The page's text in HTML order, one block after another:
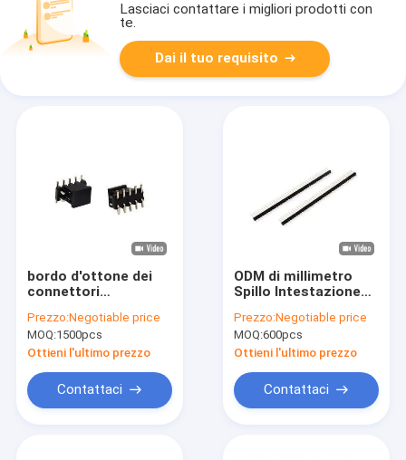
Lasciaci contattare i migliori prodotti con
te.
Dai il tuo requisito
bordo d'ottone dei
connettori
circuito del PWB del
passo di 2.0mm per
imbarcarsi su
connettore PA6T
Prezzo:Negotiable price
MOQ:1500pcs
Ottieni l'ultimo prezzo
Contattaci
ODM di millimetro
Spillo Intestazione
Intestazione
Connettore Male di
abitudine 2,0
Prezzo:Negotiable price
MOQ:600pcs
Ottieni l'ultimo prezzo
Contattaci